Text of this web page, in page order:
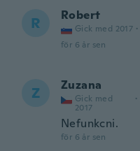
R Robert
Gick med 2017 ·
för 6 år sen
Z Zuzana
Gick med
2017
·
Nefunkcni.
för 6 år sen